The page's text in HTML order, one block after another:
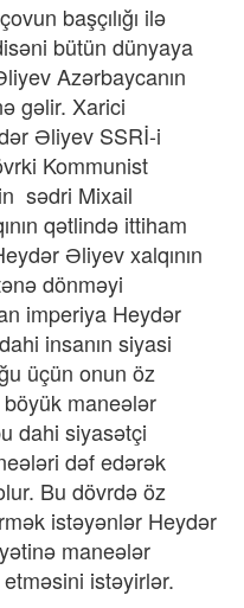
başçılığı ilə
bütün dünyaya
Azərbaycanın
gəlir. Xarici
Əliyev SSRİ-i
Kommunist
sədri Mixail
qətlində ittiham
Əliyev xalqının
dönməyi
imperiya Heydər
insanın siyasi
üçün onun öz
maneələr
dahi siyasətçi
dəf edərək
Bu dövrdə öz
istəyənlər Heydər
maneələr
istəyirlər.